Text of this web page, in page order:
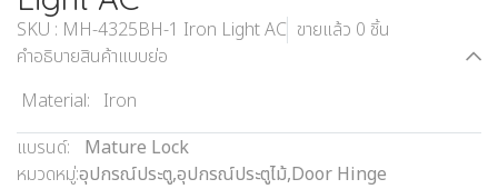
SKU : MH-4325BH-1 Iron Light AC ขายแล้ว 0 ชิ้น
คำอธิบายสินค้าแบบย่อ
Material: Iron
แบรนด์:
Mature Lock
หมวดหมู่:อุปกรณ์ประตู,อุปกรณ์ประตูไม้,Door Hinge